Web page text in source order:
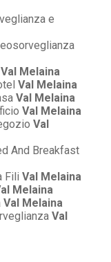
e
Val Melaina
Val Melaina
Val Melaina
Val Melaina
Val
And Breakfast
Fili Val Melaina
Melaina
Val Melaina
Val